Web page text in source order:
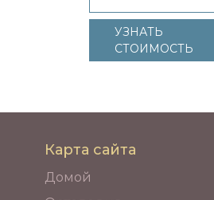
УЗНАТЬ
СТОИМОСТЬ
Карта сайта
Домой